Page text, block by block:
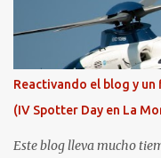
Reactivando el blog y
(IV Spotter Day en La
Este blog lleva mucho